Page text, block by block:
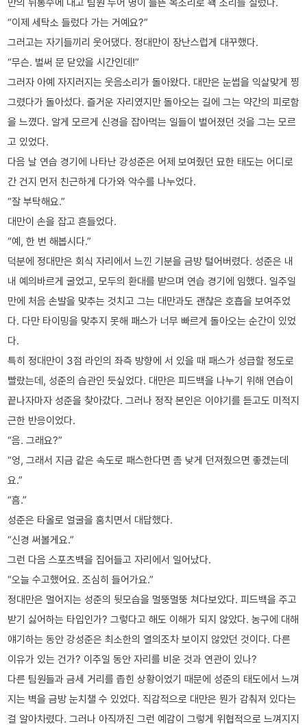
만의 뒤통수에 대고 팀원 두어 명이 들뜬 목소리로 꽥 소리를 질렀다.
“이제 세탁소 들렀다 가는 거예요?”
그러고는 자기들끼리 웃어댔다. 정대만이 장난스럽게 대꾸했다.
“무슨. 벌써 문 닫았을 시간인데!”
그러자 아예 자지러지는 웃음소리가 돌아왔다. 대만은 눈썹을 익살맞게 찡
그렸다가 돌아섰다. 즐거운 자리였지만 돌아오는 길에 그는 약간의 피로함
을 느꼈다. 알게 모르게 신경을 잡아먹는 일들이 벌어졌던 것을 그는 모르
고 있었다.
다음 날 연습 경기에 나타난 강성준은 어제 보여줬던 묘한 태도는 어디로
간 건지 먼저 친근하게 다가와 악수를 나누었다.
“잘 부탁해요.”
대만이 손을 잡고 흔들었다.
“예, 한 번 해봅시다.”
덕분에 정대만은 회식 자리에서 느낀 기분을 금방 털어버렸다. 성준은 내
내 예의바르게 굴었고, 모두의 환대를 받으며 연습 경기에 임했다. 일주일
만에 처음 손발을 맞추는 것치고 그는 대만과도 괜찮은 호흡을 보여주었
다. 다만 타이밍을 맞추지 못해 패스가 너무 빠르게 돌아오는 순간이 있었
다.
특히 정대만이 3점 라인의 좌측 방향에 서 있을 때 패스가 성급할 정도로
빨랐는데, 성준의 습관인 듯싶었다. 대만은 피드백을 나누기 위해 연습이
끝나자마자 성준을 찾아갔다. 그러나 정작 본인은 이야기를 듣고도 미적지
근한 반응이었다.
“음. 그래요?”
“엉, 그래서 지금 같은 속도로 패스한다면 좀 낮게 던져줬으면 좋겠는데
요.”
“흠.”
성준은 타올로 얼굴을 훔치면서 대답했다.
“신경 써볼게요.”
그런 다음 스포츠백을 집어들고 자리에서 일어났다.
“오늘 수고했어요. 조심히 들어가요.”
정대만은 멀어지는 성준의 뒷모습을 멀뚱멀뚱 쳐다보았다. 피드백을 주고
받기 싫어하는 타입인가? 그렇다고 해도 이해가 되지 않았다. 농구에 대해
얘기하는 동안 강성준은 최소한의 열의조차 보이지 않았던 것이다. 다른
이유가 있는 건가? 이주일 동안 자리를 비운 것과 연관이 있나?
다른 팀원들과 금세 거리를 좁힌 상황이었기 때문에 성준의 태도에서 느껴
지는 벽을 금방 눈치챌 수 있었다. 직감적으로 대만은 뭔가 감춰져 있다는
걸 알아차렸다. 그러나 아직까진 그런 예감이 그렇게 위협적으로 느껴지지